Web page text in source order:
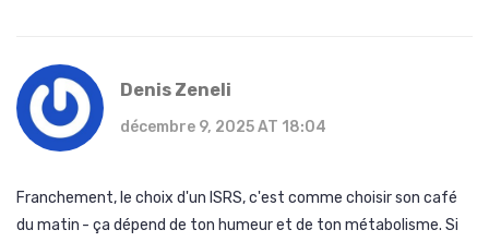
Denis Zeneli
décembre 9, 2025 AT 18:04
Franchement, le choix d'un ISRS, c'est comme choisir son café
du matin - ça dépend de ton humeur et de ton métabolisme. Si